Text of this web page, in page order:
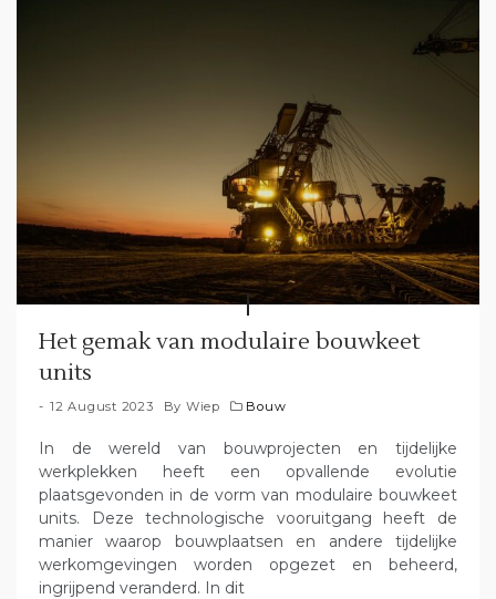
Het gemak van modulaire bouwkeet
units
12 August 2023 By Wiep Bouw
In de wereld van bouwprojecten en tijdelijke
werkplekken heeft een opvallende evolutie
plaatsgevonden in de vorm van modulaire bouwkeet
units. Deze technologische vooruitgang heeft de
manier waarop bouwplaatsen en andere tijdelijke
werkomgevingen worden opgezet en beheerd,
ingrijpend veranderd. In dit